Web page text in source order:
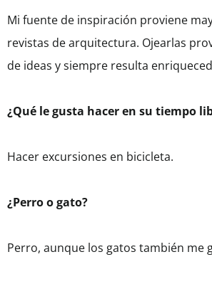
Mi fuente de inspiración proviene
revistas de arquitectura. Ojearlas
de ideas y siempre resulta
¿Qué le gusta hacer en su tiempo
Hacer excursiones en bicicleta.
¿Perro o gato?
Perro, aunque los gatos también me